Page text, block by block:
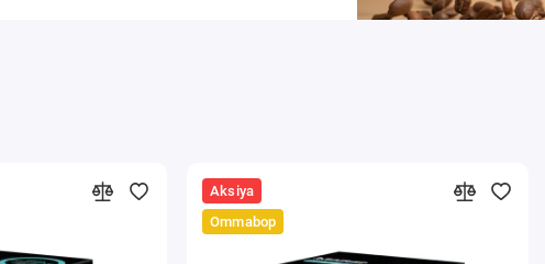
Aksiya
Ommabop